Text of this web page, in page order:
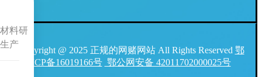
Copyright @ 2025 正规的网赌网站 All Rights Reserved 鄂
ICP备16019166号 鄂公网安备 42011702000025号
料研
产